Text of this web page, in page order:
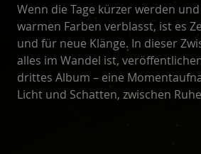
Wenn die Tage kürzer werden
warmen Farben verblasst, ist es
und für neue Klänge. In dieser
alles im Wandel ist,
drittes Album – eine
Licht und Schatten, zwischen